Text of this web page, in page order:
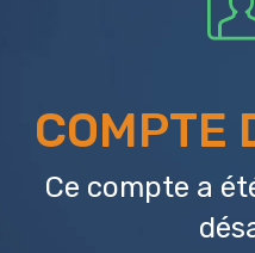
COMPTE
Ce compte a